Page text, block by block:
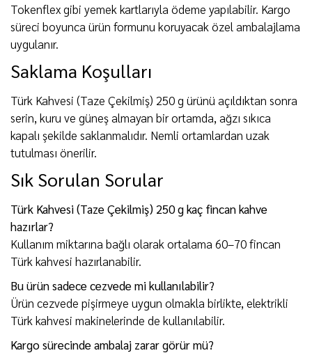
Tokenflex gibi yemek kartlarıyla ödeme yapılabilir. Kargo
süreci boyunca ürün formunu koruyacak özel ambalajlama
uygulanır.
Saklama Koşulları
Türk Kahvesi (Taze Çekilmiş) 250 g ürünü açıldıktan sonra
serin, kuru ve güneş almayan bir ortamda, ağzı sıkıca
kapalı şekilde saklanmalıdır. Nemli ortamlardan uzak
tutulması önerilir.
Sık Sorulan Sorular
Türk Kahvesi (Taze Çekilmiş) 250 g kaç fincan kahve
hazırlar?
Kullanım miktarına bağlı olarak ortalama 60–70 fincan
Türk kahvesi hazırlanabilir.
Bu ürün sadece cezvede mi kullanılabilir?
Ürün cezvede pişirmeye uygun olmakla birlikte, elektrikli
Türk kahvesi makinelerinde de kullanılabilir.
Kargo sürecinde ambalaj zarar görür mü?